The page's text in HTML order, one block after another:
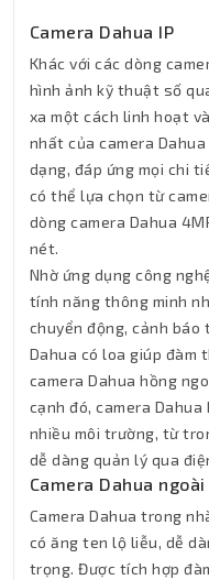
Camera Dahua IP
Khác với các dòng
hình ảnh kỹ thuật số
xa một cách linh hoạt
nhất của camera
dạng, đáp ứng mọi chi
có thể lựa chọn từ
dòng camera Dahua
nét.
Nhờ ứng dụng công
tính năng thông minh
chuyển động, cảnh báo
Dahua có loa giúp đàm
camera Dahua hồng
cạnh đó, camera
nhiều môi trường, từ
dễ dàng quản lý qua
Camera Dahua
Camera Dahua trong
có ăng ten lộ liễu, dễ
trọng. Được tích hợp